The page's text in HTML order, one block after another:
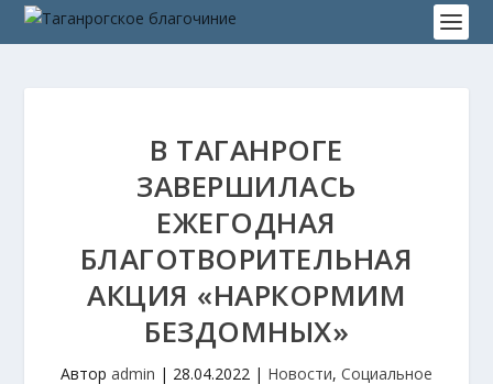
В ТАГАНРОГЕ
ЗАВЕРШИЛАСЬ
ЕЖЕГОДНАЯ
БЛАГОТВОРИТЕЛЬНАЯ
АКЦИЯ «НАРКОРМИМ
БЕЗДОМНЫХ»
Автор admin | 28.04.2022 | Новости, Социальное